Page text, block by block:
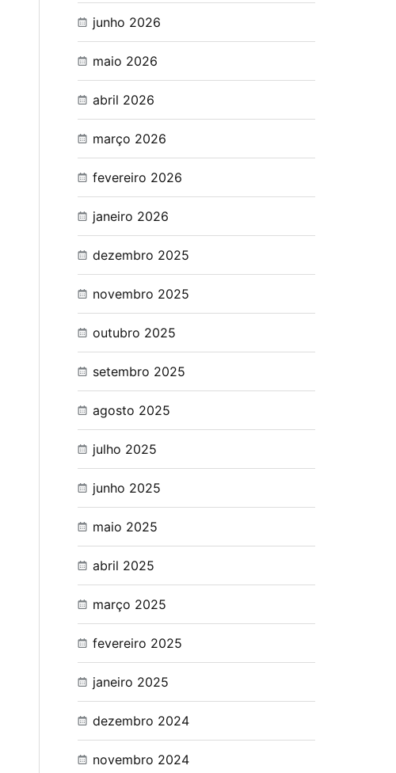
junho 2026
maio 2026
abril 2026
março 2026
fevereiro 2026
janeiro 2026
dezembro 2025
novembro 2025
outubro 2025
setembro 2025
agosto 2025
julho 2025
junho 2025
maio 2025
abril 2025
março 2025
fevereiro 2025
janeiro 2025
dezembro 2024
novembro 2024